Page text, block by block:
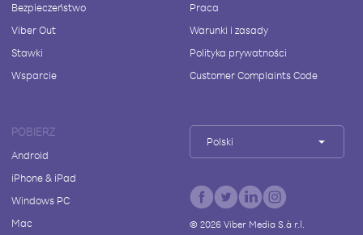
Bezpieczeństwo
Viber Out
Stawki
Wsparcie
Praca
Warunki i zasady
Polityka prywatności
Customer Complaints Code
POBIERZ
Android
iPhone & iPad
Windows PC
Mac
Polski
© 2026Viber Media S.à r.l.